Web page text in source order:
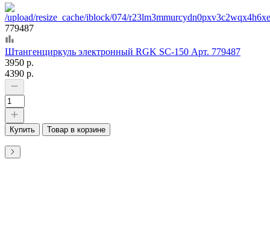
779487
Штангенциркуль электронный RGK SC-150 Арт. 779487
3950 р.
4390 р.
Купить Товар в корзине